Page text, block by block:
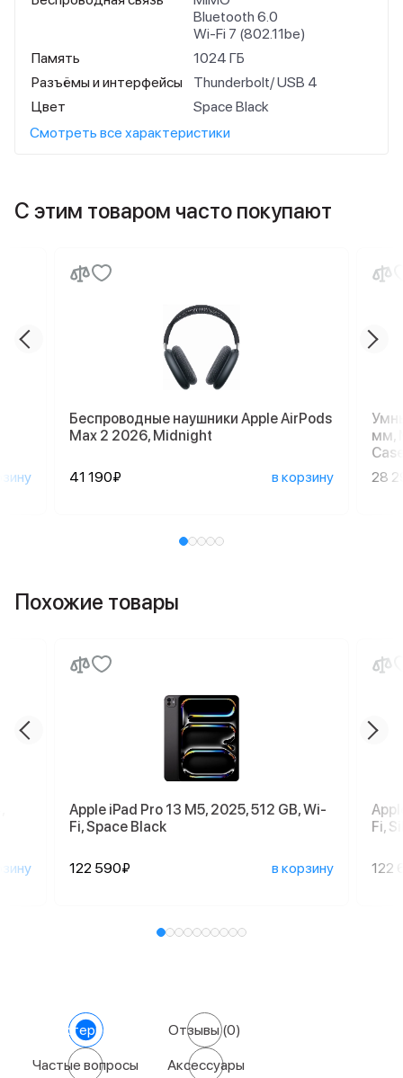
Bluetooth 6.0
Wi-Fi 7 (802.11be)
Память
1024 ГБ
Разъёмы и интерфейсы
Thunderbolt/ USB 4
Цвет
Space Black
Смотреть все характеристики
С этим товаром часто покупают
Беспроводные наушники Apple AirPods
Max 2 2026, Midnight
41 190₽ в корзину
мм,
28
Похожие товары
Apple iPad Pro 13 M5, 2025, 512 GB, Wi-
Fi, Space Black
122 590₽ в корзину
Fi,
122
Характеристики Отзывы(0)
Частые вопросы Аксессуары